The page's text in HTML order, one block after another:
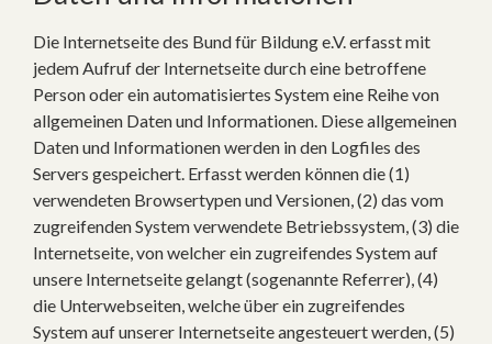
Die Internetseite des Bund für Bildung e.V. erfasst mit
jedem Aufruf der Internetseite durch eine betroffene
Person oder ein automatisiertes System eine Reihe von
allgemeinen Daten und Informationen. Diese allgemeinen
Daten und Informationen werden in den Logfiles des
Servers gespeichert. Erfasst werden können die (1)
verwendeten Browsertypen und Versionen, (2) das vom
zugreifenden System verwendete Betriebssystem, (3) die
Internetseite, von welcher ein zugreifendes System auf
unsere Internetseite gelangt (sogenannte Referrer), (4)
die Unterwebseiten, welche über ein zugreifendes
System auf unserer Internetseite angesteuert werden, (5)